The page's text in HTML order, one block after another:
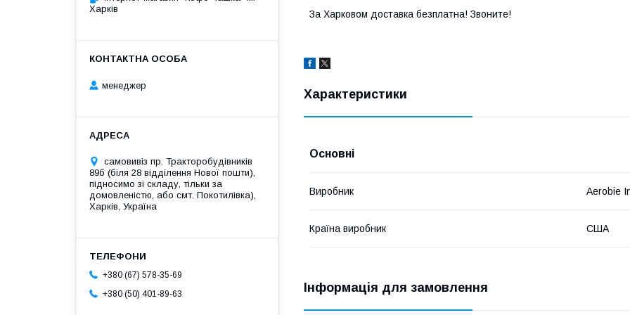
За Харковом доставка безплатна! Звоните!
Характеристики
Основні
Виробник Aerobie
Країна виробник США
Інформація для замовлення
Харків
менеджер
самовивіз пр. Тракторобудівників
89б (біля 28 відділення Нової пошти),
підносимо зі складу, тільки за
домовленістю, або смт. Покотилівка),
Харків, Україна
+380 (67) 578-35-69
+380 (50) 401-89-63